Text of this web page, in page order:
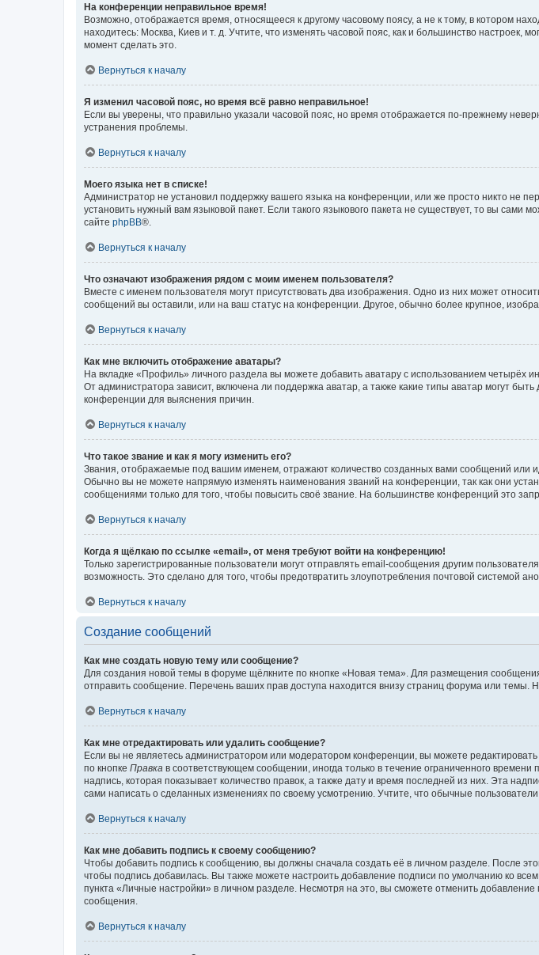
На конференции неправильное время!
Возможно, отображается время, относящееся к другому часовому поясу, а не к тому, в котором
находитесь: Москва, Киев и т. д. Учтите, что изменять часовой пояс, как и большинство настроек,
момент сделать это.
Вернуться к началу
Я изменил часовой пояс, но время всё равно неправильное!
Если вы уверены, что правильно указали часовой пояс, но время отображается по-прежнему
устранения проблемы.
Вернуться к началу
Моего языка нет в списке!
Администратор не установил поддержку вашего языка на конференции, или же просто никто не
установить нужный вам языковой пакет. Если такого языкового пакета не существует, то вы
сайте phpBB®.
Вернуться к началу
Что означают изображения рядом с моим именем пользователя?
Вместе с именем пользователя могут присутствовать два изображения. Одно из них может
сообщений вы оставили, или на ваш статус на конференции. Другое, обычно более крупное,
Вернуться к началу
Как мне включить отображение аватары?
На вкладке «Профиль» личного раздела вы можете добавить аватару с использованием четырёх
От администратора зависит, включена ли поддержка аватар, а также какие типы аватар могут
конференции для выяснения причин.
Вернуться к началу
Что такое звание и как я могу изменить его?
Звания, отображаемые под вашим именем, отражают количество созданных вами сообщений или
Обычно вы не можете напрямую изменять наименования званий на конференции, так как они
сообщениями только для того, чтобы повысить своё звание. На большинстве конференций это
Вернуться к началу
Когда я щёлкаю по ссылке «email», от меня требуют войти на конференцию!
Только зарегистрированные пользователи могут отправлять email-сообщения другим
возможность. Это сделано для того, чтобы предотвратить злоупотребления почтовой системой
Вернуться к началу
Создание сообщений
Как мне создать новую тему или сообщение?
Для создания новой темы в форуме щёлкните по кнопке «Новая тема». Для размещения
отправить сообщение. Перечень ваших прав доступа находится внизу страниц форума или
Вернуться к началу
Как мне отредактировать или удалить сообщение?
Если вы не являетесь администратором или модератором конференции, вы можете
по кнопке Правка в соответствующем сообщении, иногда только в течение ограниченного
надпись, которая показывает количество правок, а также дату и время последней из них. Эта
сами написать о сделанных изменениях по своему усмотрению. Учтите, что обычные
Вернуться к началу
Как мне добавить подпись к своему сообщению?
Чтобы добавить подпись к сообщению, вы должны сначала создать её в личном разделе. После
чтобы подпись добавилась. Вы также можете настроить добавление подписи по умолчанию ко
пункта «Личные настройки» в личном разделе. Несмотря на это, вы сможете отменить
сообщения.
Вернуться к началу